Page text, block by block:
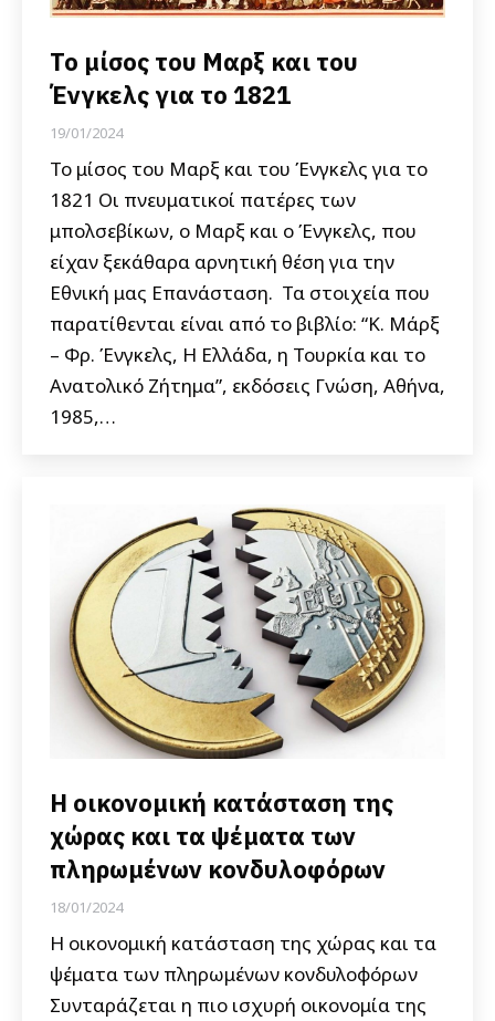
Το μίσος του Μαρξ και του
Ένγκελς για το 1821
19/01/2024
Το μίσος του Μαρξ και του Ένγκελς για το
1821 Οι πνευματικοί πατέρες των
μπολσεβίκων, ο Μαρξ και ο Ένγκελς, που
είχαν ξεκάθαρα αρνητική θέση για την
Εθνική μας Επανάσταση. Τα στοιχεία που
παρατίθενται είναι από το βιβλίο: “Κ. Μάρξ
– Φρ. Ένγκελς, Η Ελλάδα, η Τουρκία και το
Ανατολικό Ζήτημα”, εκδόσεις Γνώση, Αθήνα,
1985,…
Η οικονομική κατάσταση της
χώρας και τα ψέματα των
πληρωμένων κονδυλοφόρων
18/01/2024
Η οικονομική κατάσταση της χώρας και τα
ψέματα των πληρωμένων κονδυλοφόρων
Συνταράζεται η πιο ισχυρή οικονομία της